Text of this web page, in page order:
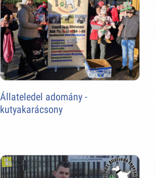
Állateledel adomány -
kutyakarácsony